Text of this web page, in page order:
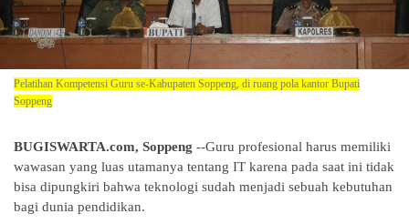
Pelatihan Kompetensi Guru se-Kabupaten Soppeng, di ruang pola kantor Bupati
Soppeng
BUGISWARTA.com, Soppeng --Guru profesional harus memiliki
wawasan yang luas utamanya tentang IT karena pada saat ini tidak
bisa dipungkiri bahwa teknologi sudah menjadi sebuah kebutuhan
bagi dunia pendidikan.